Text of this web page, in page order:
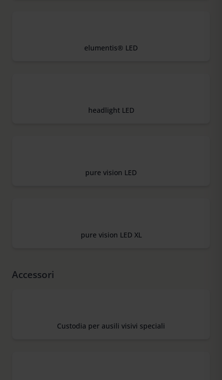
elumentis® LED
headlight LED
pure vision LED
pure vision LED XL
Accessori
Custodia per ausili visivi speciali